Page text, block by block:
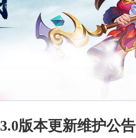
版本更新维护公告